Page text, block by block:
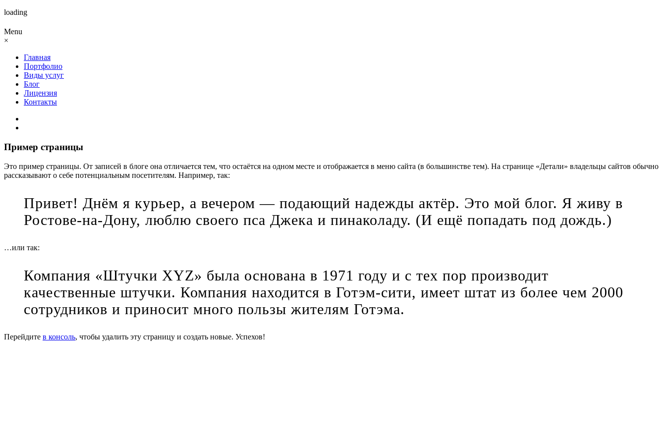
loading
Menu
×
Главная
Портфолио
Виды услуг
Блог
Лицензия
Контакты
Пример страницы
Это пример страницы. От записей в блоге она отличается тем, что остаётся на одном месте и отображается в меню сайта (в большинстве тем). На странице «Детали» владельцы сайтов обычно
рассказывают о себе потенциальным посетителям. Например, так:
Привет! Днём я курьер, а вечером — подающий надежды актёр. Это мой блог. Я живу в
Ростове-на-Дону, люблю своего пса Джека и пинаколаду. (И ещё попадать под дождь.)
…или так:
Компания «Штучки XYZ» была основана в 1971 году и с тех пор производит
качественные штучки. Компания находится в Готэм-сити, имеет штат из более чем 2000
сотрудников и приносит много пользы жителям Готэма.
Перейдите в консоль, чтобы удалить эту страницу и создать новые. Успехов!